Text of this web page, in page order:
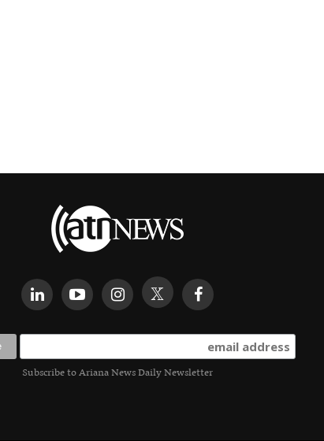
Subscribe to Ariana News Daily Newsletter